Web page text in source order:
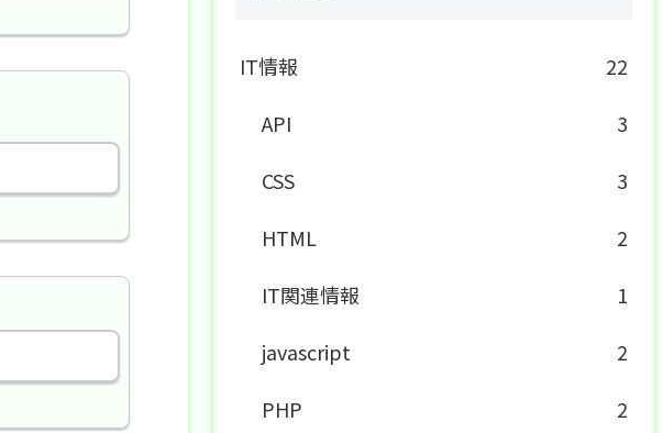
IT情報
22
API
3
CSS
3
HTML
2
IT関連情報
1
javascript
2
PHP
2